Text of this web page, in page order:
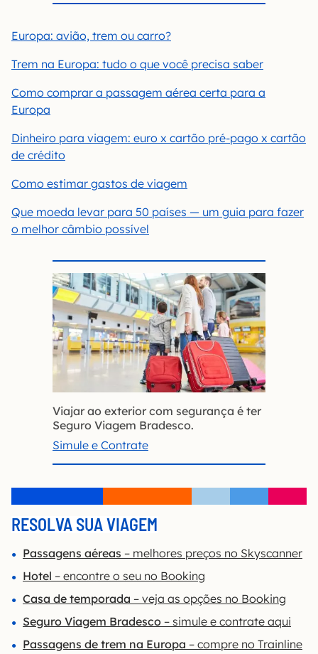
Europa: avião, trem ou carro?
Trem na Europa: tudo o que você precisa saber
Como comprar a passagem aérea certa para a
Europa
Dinheiro para viagem: euro x cartão pré-pago x cartão
de crédito
Como estimar gastos de viagem
Que moeda levar para 50 países — um guia para fazer
o melhor câmbio possível
Viajar ao exterior com segurança é ter
Seguro Viagem Bradesco.
Simule e Contrate
RESOLVA SUA VIAGEM
Passagens aéreas – melhores preços no Skyscanner
Hotel – encontre o seu no Booking
Casa de temporada – veja as opções no Booking
Seguro Viagem Bradesco – simule e contrate aqui
Passagens de trem na Europa – compre no Trainline